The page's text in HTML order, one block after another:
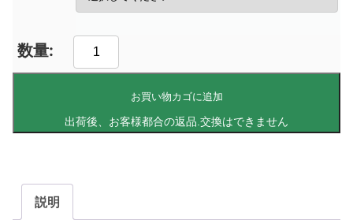
お買い物カゴに追加
説明